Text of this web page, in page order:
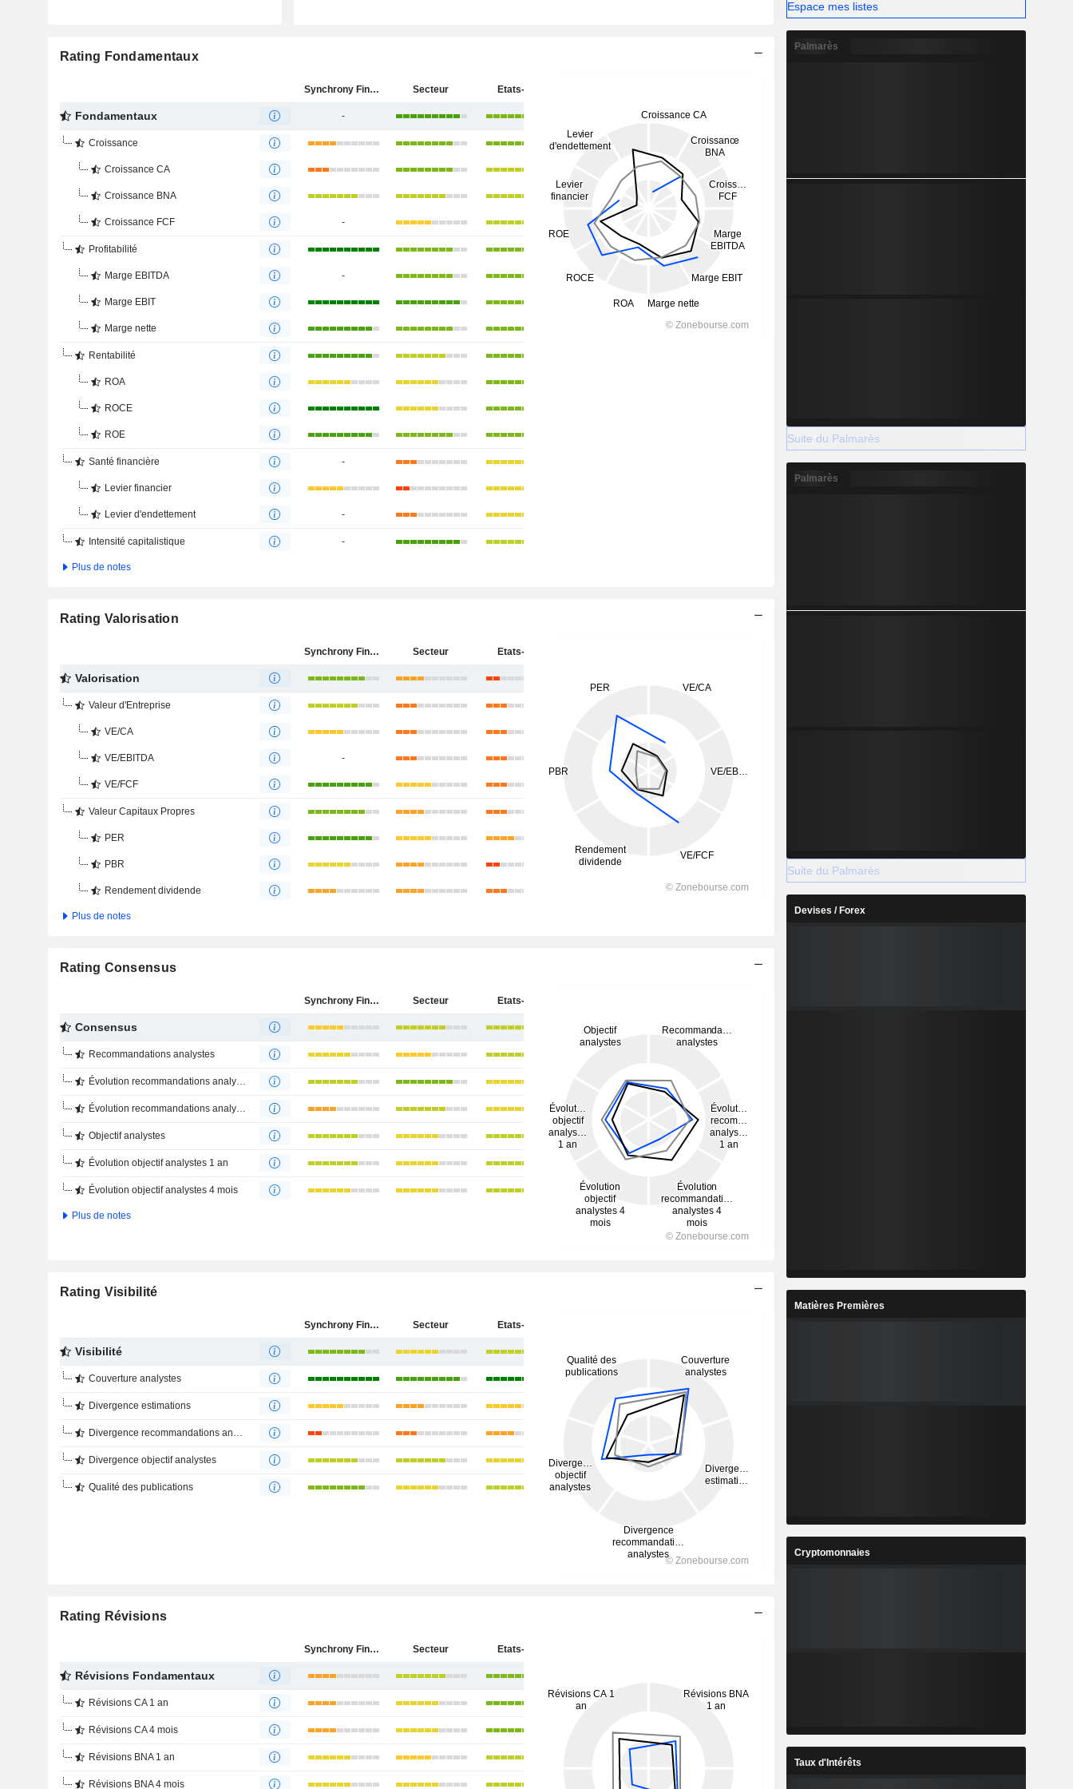
Rating Fondamentaux
Synchrony Financial Secteur Etats-Unis
Fondamentaux -
Croissance
Croissance CA
Croissance BNA
Croissance FCF -
Profitabilité
Marge EBITDA -
Marge EBIT
Marge nette
Rentabilité
ROA
ROCE
ROE
Santé financière -
Levier financier
Levier d'endettement -
Intensité capitalistique -
Plus de notes
Rating Valorisation
Synchrony Financial Secteur Etats-Unis
Valorisation
Valeur d'Entreprise
VE/CA
VE/EBITDA -
VE/FCF
Valeur Capitaux Propres
PER
PBR
Rendement dividende
Plus de notes
Rating Consensus
Synchrony Financial Secteur Etats-Unis
Consensus
Recommandations analystes
Évolution recommandations analystes 1 an
Évolution recommandations analystes 4 mois
Objectif analystes
Évolution objectif analystes 1 an
Évolution objectif analystes 4 mois
Plus de notes
Rating Visibilité
Synchrony Financial Secteur Etats-Unis
Visibilité
Couverture analystes
Divergence estimations
Divergence recommandations analystes
Divergence objectif analystes
Qualité des publications
Rating Révisions
Synchrony Financial Secteur Etats-Unis
Révisions Fondamentaux
Révisions CA 1 an
Révisions CA 4 mois
Révisions BNA 1 an
Révisions BNA 4 mois
Espace mes listes
Palmarès
Suite du Palmarès
Palmarès
Suite du Palmarès
Devises / Forex
Matières Premières
Cryptomonnaies
Taux d'Intérêts